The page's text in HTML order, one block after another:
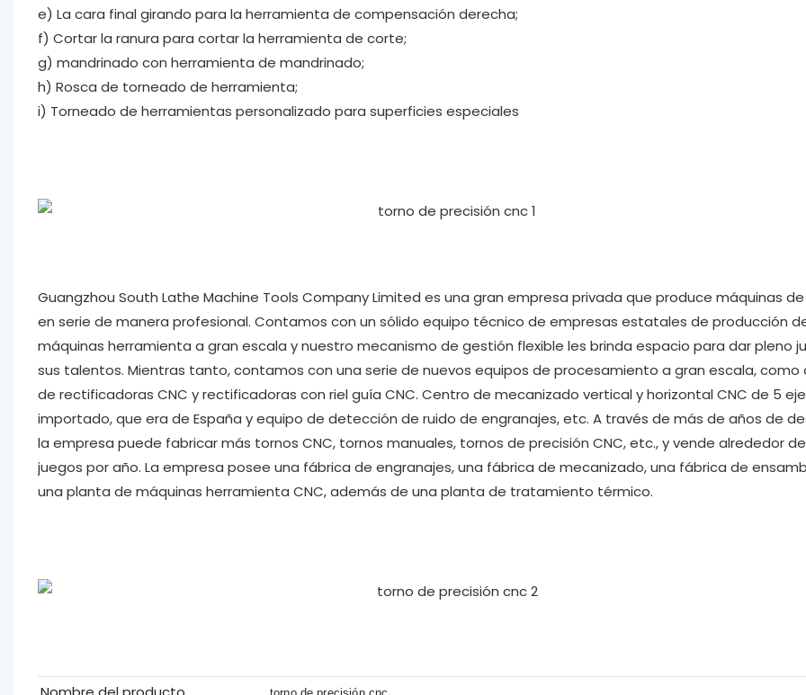
e) La cara final girando para la herramienta de compensación derecha;
f) Cortar la ranura para cortar la herramienta de corte;
g) mandrinado con herramienta de mandrinado;
h) Rosca de torneado de herramienta;
i) Torneado de herramientas personalizado para superficies especiales
Guangzhou South Lathe Machine Tools Company Limited es una gran empresa privada que produce máquinas
en serie de manera profesional. Contamos con un sólido equipo técnico de empresas estatales de producción
máquinas herramienta a gran escala y nuestro mecanismo de gestión flexible les brinda espacio para dar pleno
sus talentos. Mientras tanto, contamos con una serie de nuevos equipos de procesamiento a gran escala, como
de rectificadoras CNC y rectificadoras con riel guía CNC. Centro de mecanizado vertical y horizontal CNC de 5
importado, que era de España y equipo de detección de ruido de engranajes, etc. A través de más de años de
la empresa puede fabricar más tornos CNC, tornos manuales, tornos de precisión CNC, etc., y vende alrededor de
juegos por año. La empresa posee una fábrica de engranajes, una fábrica de mecanizado, una fábrica de
una planta de máquinas herramienta CNC, además de una planta de tratamiento térmico.